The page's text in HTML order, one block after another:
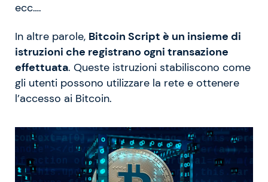
ecc….
In altre parole, Bitcoin Script è un insieme di
istruzioni che registrano ogni transazione
effettuata. Queste istruzioni stabiliscono come
gli utenti possono utilizzare la rete e ottenere
l’accesso ai Bitcoin.